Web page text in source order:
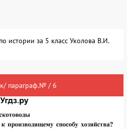
истории за 5 класс Уколова В.И.
параграф.№ / 6